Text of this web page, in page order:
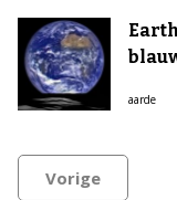
aarde
Vorige